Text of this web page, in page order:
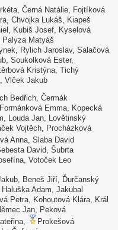
Černá Natálie, Fojtíková
Chvojka Lukáš, Kiapeš
Kubiš Josef, Kyselová
Palyza Matyáš
Rylich Jaroslav, Salačová
Soukolková Ester,
Kristýna, Tichý
Vlček Jakub
Bedřich, Čermák
Emma, Kopecká
Louda Jan, Lovětinský
Vojtěch, Procházková
Anna, Slaba David
David, Šubrta
Votoček Leo
Beneš Jiří, Ďurčanský
Adam, Jakubal
Petra, Kohoutová Klára, Král
Jan, Peková
Prokešová